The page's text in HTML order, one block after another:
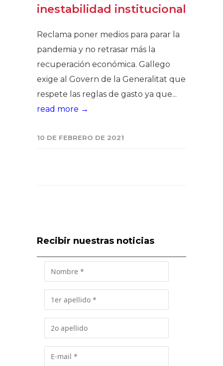
inestabilidad institucional
Reclama poner medios para parar la
pandemia y no retrasar más la
recuperación económica. Gallego
exige al Govern de la Generalitat que
respete las reglas de gasto ya que...
read more →
10 DE FEBRERO DE 2021
Recibir nuestras noticias